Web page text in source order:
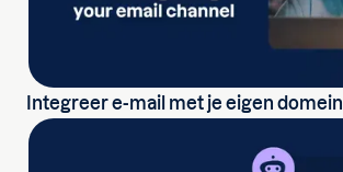
Integreer e-mail met je eigen domein